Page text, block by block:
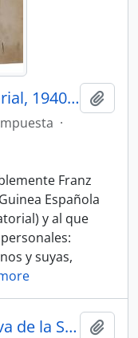
Un suizo en Guinea Ecuatorial, 1940-1946
·
Franz
Española
y al que
y suyas,
Libro de actas de la directiva de la Sociedad de Sufragios n° 2 (1916-1920)